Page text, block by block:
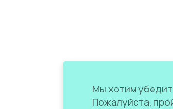
Мы хотим
Пожалуйста,